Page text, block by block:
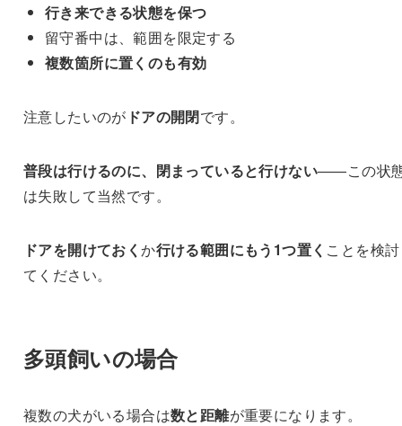
行き来できる状態を保つ
留守番中は、範囲を限定する
複数箇所に置くのも有効
注意したいのが ドアの開閉です。
普段は行けるのに、閉まっていると行けない——この状
は失敗して当然です。
ドアを開けておくか行ける範囲にもう1つ置く ことを検
てください。
多頭飼いの場合
複数の犬がいる場合は数と距離が重要になります。